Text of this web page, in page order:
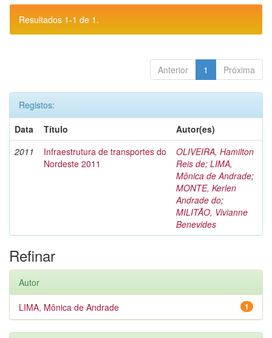
Resultados 1-1 de 1.
Anterior 1 Próxima
Registos:
Data
Título
Autor(es)
2011
Infraestrutura de transportes do
Nordeste 2011
OLIVEIRA, Hamilton
Reis de; LIMA,
Mônica de Andrade;
MONTE, Kerlen
Andrade do;
MILITÃO, Vivianne
Benevides
Refinar
Autor
1
LIMA, Mônica de Andrade